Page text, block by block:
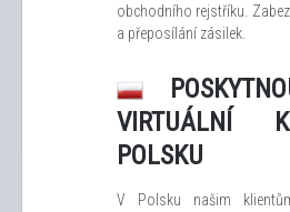
obchodního rejstříku.
a přeposílání zásilek.
VIRTUÁLNÍ
POLSKU
V Polsku našim